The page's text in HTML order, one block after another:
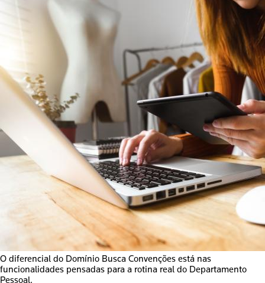
O diferencial do Domínio Busca Convenções está nas
funcionalidades pensadas para a rotina real do Departamento
Pessoal.